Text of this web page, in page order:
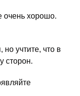
очень хорошо.
учтите, что в
сторон.